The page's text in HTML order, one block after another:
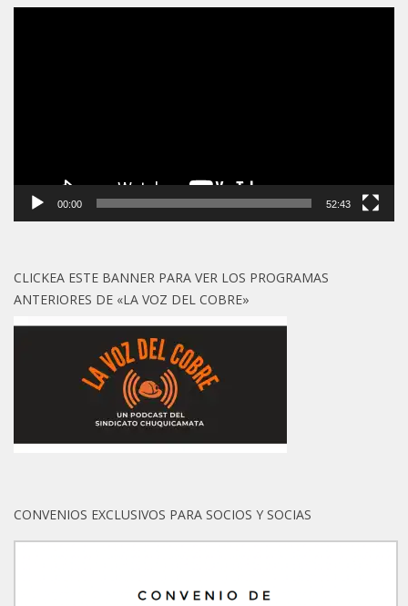
00:00 52:43
CLICKEA ESTE BANNER PARA VER LOS PROGRAMAS
ANTERIORES DE «LA VOZ DEL COBRE»
CONVENIOS EXCLUSIVOS PARA SOCIOS Y SOCIAS